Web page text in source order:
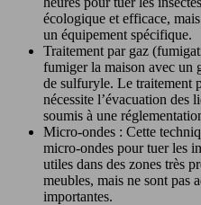
écologique et efficace,
un équipement spécifique.
Traitement par gaz
fumiger la maison avec un
de sulfuryle. Le traitement
nécessite l’évacuation des
soumis à une
Micro-ondes : Cette
micro-ondes pour tuer les
utiles dans des zones très
meubles, mais ne sont pas
importantes.